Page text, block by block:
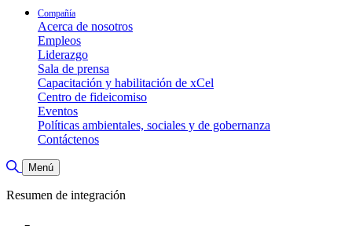
Compañía
Acerca de nosotros
Empleos
Liderazgo
Sala de prensa
Capacitación y habilitación de xCel
Centro de fideicomiso
Eventos
Políticas ambientales, sociales y de gobernanza
Contáctenos
Alternar búsqueda
Menú
Resumen de integración